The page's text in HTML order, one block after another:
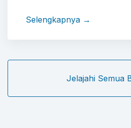
Selengkapnya →
Jelajahi Semua